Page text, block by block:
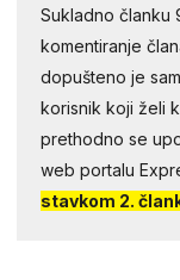
Sukladno članku
komentiranje
dopušteno je
korisnik koji želi
prethodno se
web portalu
stavkom 2.